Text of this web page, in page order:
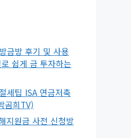
금방 후기 및 사용
쉽게 금 투자하는
세팁 ISA 연금저축
곰희TV)
지원금 사전 신청방